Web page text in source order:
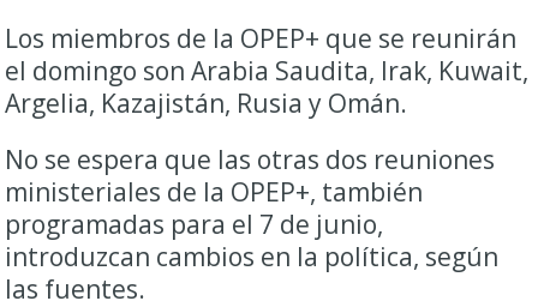
Los miembros de la OPEP+ que se reunirán
el domingo son ​Arabia Saudita, Irak, Kuwait,
Argelia, Kazajistán, ‌Rusia y Omán.
No se espera que las otras dos reuniones
ministeriales de la OPEP+, también
programadas ​para el 7 de junio,
introduzcan cambios en la política, según
las fuentes.